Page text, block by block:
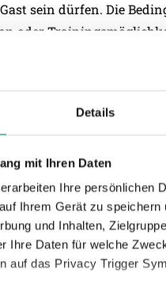
Details
mit Ihren Daten
Ihre persönlichen
Ihrem Gerät zu
und Inhalten,
Ihre Daten für welche
auf das Privacy Trigger
sein dürfen. Die
oder
auch ein Fahrrad
die SV Josko Ried
ASA Targu
Rad zum
Spieler.
auf dem Programm. Mit
gegen den
wird das